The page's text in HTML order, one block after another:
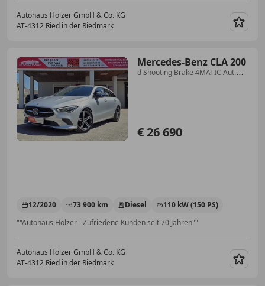
Autohaus Holzer GmbH & Co. KG
AT-4312 Ried in der Riedmark
Mercedes-Benz CLA 200
d Shooting Brake 4MATIC Aut.
€ 26 690
12/2020 73 900 km Diesel
110 kW (150 PS)
""Autohaus Holzer - Zufriedene Kunden seit 70 Jahren""
Autohaus Holzer GmbH & Co. KG
AT-4312 Ried in der Riedmark